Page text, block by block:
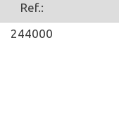
Ref.:
244000